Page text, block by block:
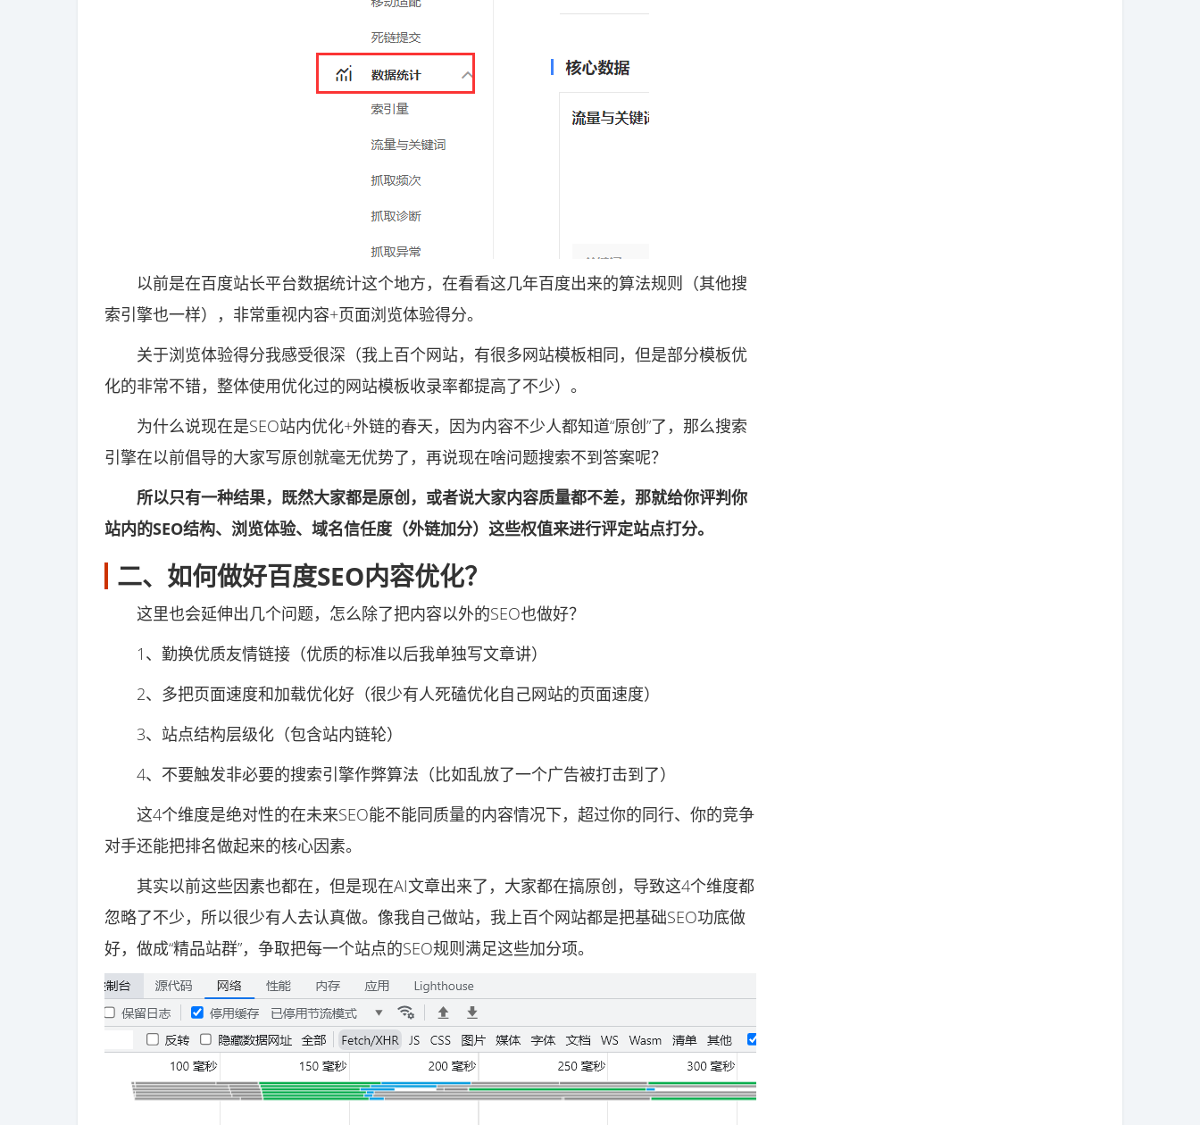
以前是在百度站长平台数据统计这个地方，在看看这几年百度出来的算法规则（其他搜
索引擎也一样），非常重视内容+页面浏览体验得分。
关于浏览体验得分我感受很深（我上百个网站，有很多网站模板相同，但是部分模板优
化的非常不错，整体使用优化过的网站模板收录率都提高了不少）。
为什么说现在是SEO站内优化+外链的春天，因为内容不少人都知道“原创”了，那么搜索
引擎在以前倡导的大家写原创就毫无优势了，再说现在啥问题搜索不到答案呢？
所以只有一种结果，既然大家都是原创，或者说大家内容质量都不差，那就给你评判你
站内的SEO结构、浏览体验、域名信任度（外链加分）这些权值来进行评定站点打分。
二、如何做好百度SEO内容优化？
这里也会延伸出几个问题，怎么除了把内容以外的SEO也做好？
1、勤换优质友情链接（优质的标准以后我单独写文章讲）
2、多把页面速度和加载优化好（很少有人死磕优化自己网站的页面速度）
3、站点结构层级化（包含站内链轮）
4、不要触发非必要的搜索引擎作弊算法（比如乱放了一个广告被打击到了）
这4个维度是绝对性的在未来SEO能不能同质量的内容情况下，超过你的同行、你的竞争
对手还能把排名做起来的核心因素。
其实以前这些因素也都在，但是现在AI文章出来了，大家都在搞原创，导致这4个维度都
忽略了不少，所以很少有人去认真做。像我自己做站，我上百个网站都是把基础SEO功底做
好，做成“精品站群”，争取把每一个站点的SEO规则满足这些加分项。